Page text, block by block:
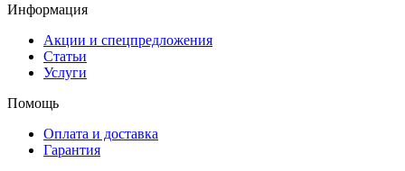
Информация
Акции и спецпредложения
Статьи
Услуги
Помощь
Оплата и доставка
Гарантия